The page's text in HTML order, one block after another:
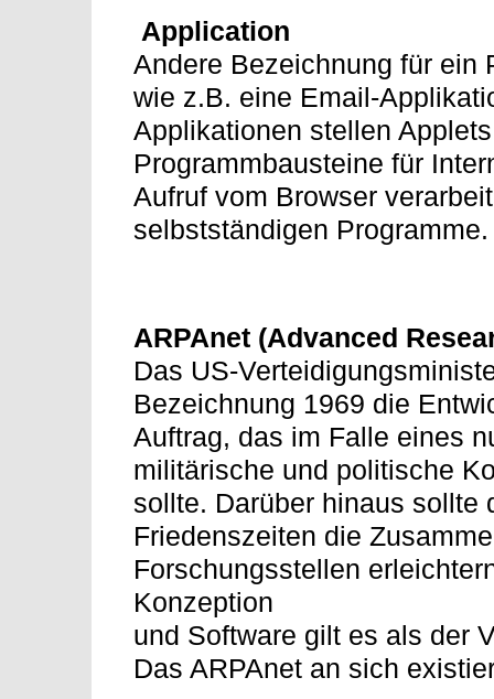
Application
Andere Bezeichnung für ein
wie z.B. eine Email-
Applikationen stellen
Programmbausteine für
Aufruf vom Browser
selbstständigen Programme.
ARPAnet (Advanced
Das US-
Bezeichnung 1969 die
Auftrag, das im Falle eines
militärische und politische
sollte. Darüber hinaus sollte
Friedenszeiten die
Forschungsstellen
Konzeption
und Software gilt es als der
Das ARPAnet an sich